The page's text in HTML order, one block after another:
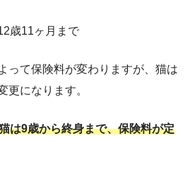
歳11ヶ月まで
って保険料が変わりますが、猫は
更になります。
は9歳から終身まで、保険料が定